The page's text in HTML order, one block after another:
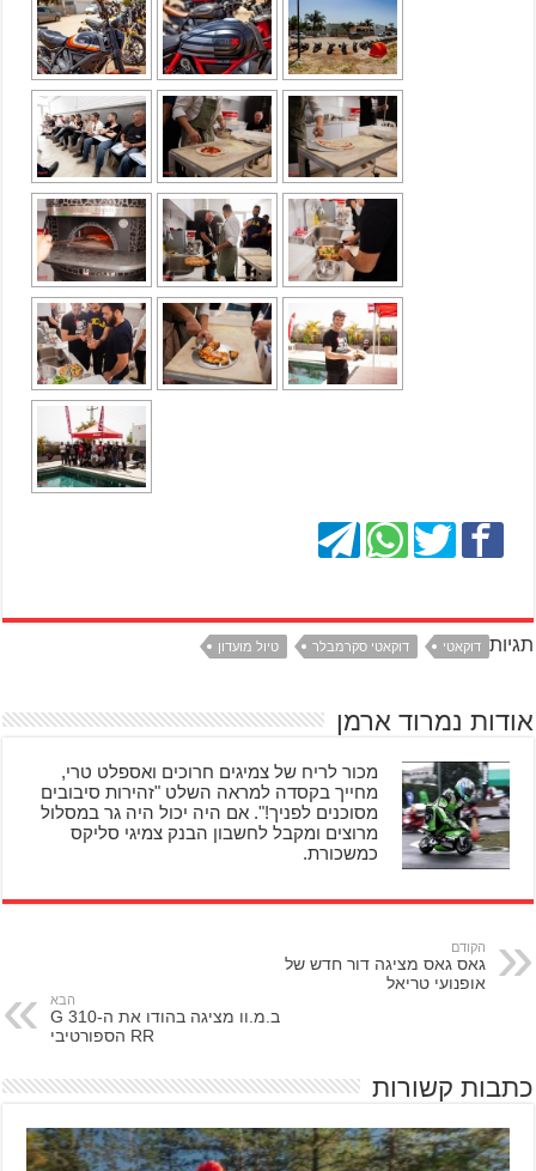
תגיות דוקאטי דוקאטי סקרמבלר טיול מועדון
אודות נמרוד ארמן
מכור לריח של צמיגים חרוכים ואספלט טרי,
מחייך בקסדה למראה השלט "זהירות סיבובים
מסוכנים לפניך!". אם היה יכול היה גר במסלול
מרוצים ומקבל לחשבון הבנק צמיגי סליקס
כמשכורת.
הקודם
גאס גאס מציגה דור חדש של
אופנועי טריאל
הבא
ב.מ.וו מציגה בהודו את ה-G 310
RR הספורטיבי
כתבות קשורות